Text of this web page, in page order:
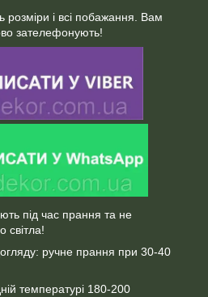
розміри і всі побажання. Вам
зателефонують!
під час прання та не
світла!
ручне прання при 30-40
температурі 180-200